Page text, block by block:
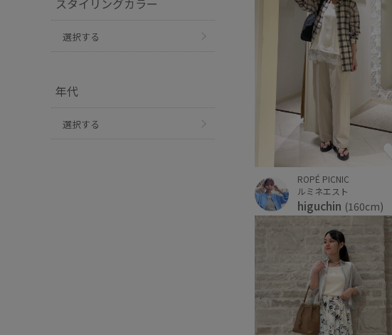
スタイリングカラー
選択する
年代
選択する
ROPÉ PICNIC
ルミネエスト
higuchin (160cm)